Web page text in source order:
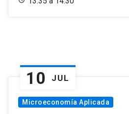
10 JUL
Microeconomía Aplicada